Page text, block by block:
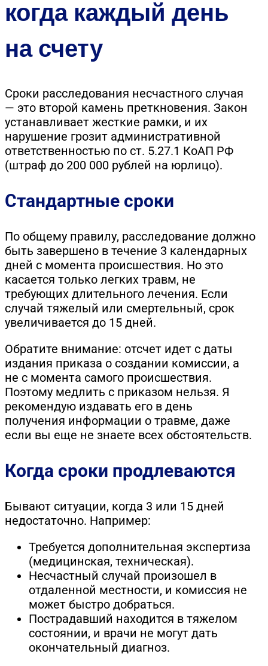
когда каждый день
на счету
Сроки расследования несчастного случая
— это второй камень преткновения. Закон
устанавливает жесткие рамки, и их
нарушение грозит административной
ответственностью по ст. 5.27.1 КоАП РФ
(штраф до 200 000 рублей на юрлицо).
Стандартные сроки
По общему правилу, расследование должно
быть завершено в течение 3 календарных
дней с момента происшествия. Но это
касается только легких травм, не
требующих длительного лечения. Если
случай тяжелый или смертельный, срок
увеличивается до 15 дней.
Обратите внимание: отсчет идет с даты
издания приказа о создании комиссии, а
не с момента самого происшествия.
Поэтому медлить с приказом нельзя. Я
рекомендую издавать его в день
получения информации о травме, даже
если вы еще не знаете всех обстоятельств.
Когда сроки продлеваются
Бывают ситуации, когда 3 или 15 дней
недостаточно. Например:
Требуется дополнительная экспертиза
(медицинская, техническая).
Несчастный случай произошел в
отдаленной местности, и комиссия не
может быстро добраться.
Пострадавший находится в тяжелом
состоянии, и врачи не могут дать
окончательный диагноз.